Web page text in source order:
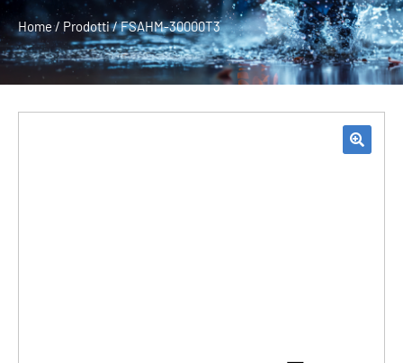
Home/ Prodotti/FSAHM-30000T3